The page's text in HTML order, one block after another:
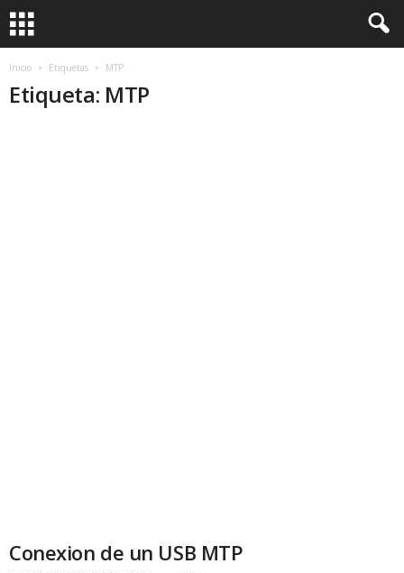
Inicio Etiquetas MTP
Etiqueta: MTP
Conexion de un USB MTP